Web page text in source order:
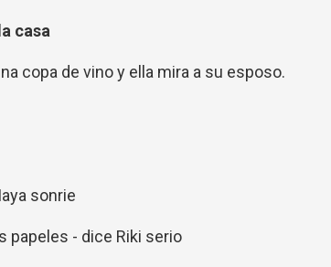
casa
copa de vino y ella mira a su esposo.
sonrie
papeles - dice Riki serio